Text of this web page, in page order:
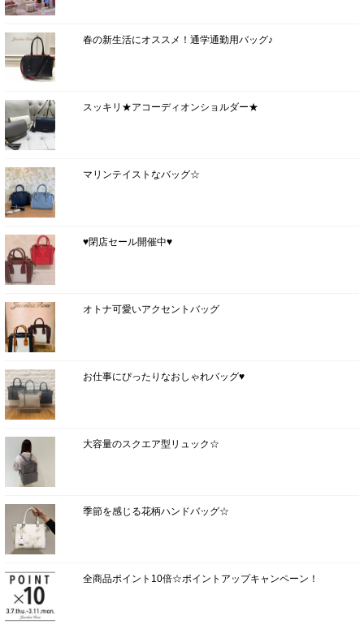
春の新生活にオススメ！通学通勤用バッグ♪
スッキリ★アコーディオンショルダー★
マリンテイストなバッグ☆
♥閉店セール開催中♥
オトナ可愛いアクセントバッグ
お仕事にぴったりなおしゃれバッグ♥
大容量のスクエア型リュック☆
季節を感じる花柄ハンドバッグ☆
全商品ポイント10倍☆ポイントアップキャンペーン！